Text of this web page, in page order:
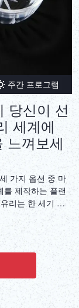
주간 프로그램
당신이 선
세계에
느껴보세
가지 옵션 중 마
를 제작하는 플랜
리는 한 세기 동
랜 역사가 담긴
는 섬세한 무늬
에도 키리코 유
보세요.